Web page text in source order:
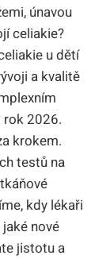
únavou
celiakie?
u dětí
a kvalitě
2026.
krokem.
testů na
kdy lékaři
nové
jistotu a